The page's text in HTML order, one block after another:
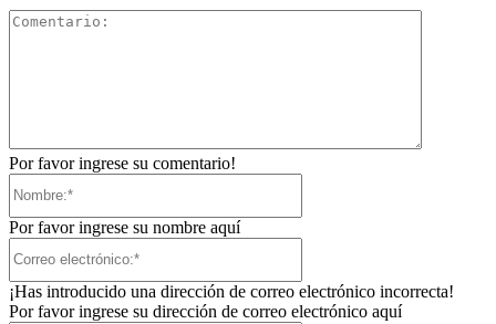
Por favor ingrese su comentario!
Por favor ingrese su nombre aquí
¡Has introducido una dirección de correo electrónico incorrecta!
Por favor ingrese su dirección de correo electrónico aquí